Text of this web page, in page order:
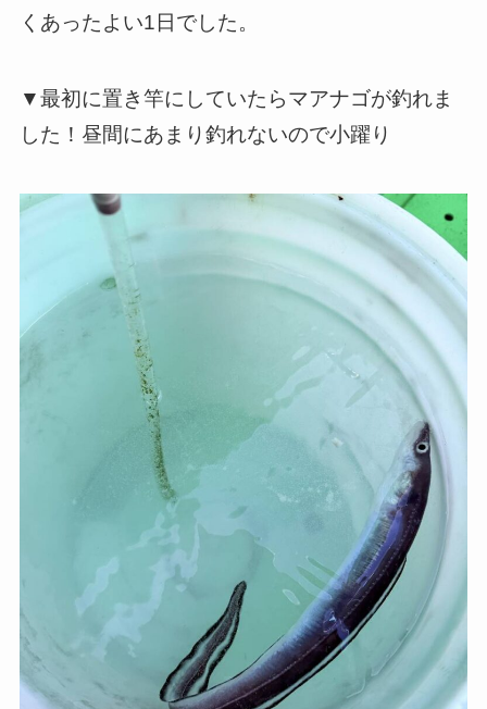
くあったよい1日でした。
▼最初に置き竿にしていたらマアナゴが釣れま
した！昼間にあまり釣れないので小躍り